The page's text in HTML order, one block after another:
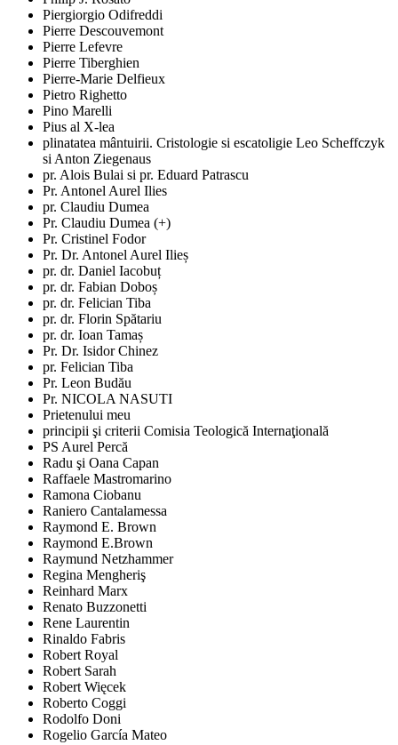
Piergiorgio Odifreddi
Pierre Descouvemont
Pierre Lefevre
Pierre Tiberghien
Pierre-Marie Delfieux
Pietro Righetto
Pino Marelli
Pius al X-lea
plinatatea mântuirii. Cristologie si escatoligie Leo Scheffczyk
si Anton Ziegenaus
pr. Alois Bulai si pr. Eduard Patrascu
Pr. Antonel Aurel Ilies
pr. Claudiu Dumea
Pr. Claudiu Dumea (+)
Pr. Cristinel Fodor
Pr. Dr. Antonel Aurel Ilieș
pr. dr. Daniel Iacobuț
pr. dr. Fabian Doboș
pr. dr. Felician Tiba
pr. dr. Florin Spătariu
pr. dr. Ioan Tamaș
Pr. Dr. Isidor Chinez
pr. Felician Tiba
Pr. Leon Budău
Pr. NICOLA NASUTI
Prietenului meu
principii şi criterii Comisia Teologică Internaţională
PS Aurel Percă
Radu şi Oana Capan
Raffaele Mastromarino
Ramona Ciobanu
Raniero Cantalamessa
Raymond E. Brown
Raymond E.Brown
Raymund Netzhammer
Regina Mengheriş
Reinhard Marx
Renato Buzzonetti
Rene Laurentin
Rinaldo Fabris
Robert Royal
Robert Sarah
Robert Więcek
Roberto Coggi
Rodolfo Doni
Rogelio García Mateo